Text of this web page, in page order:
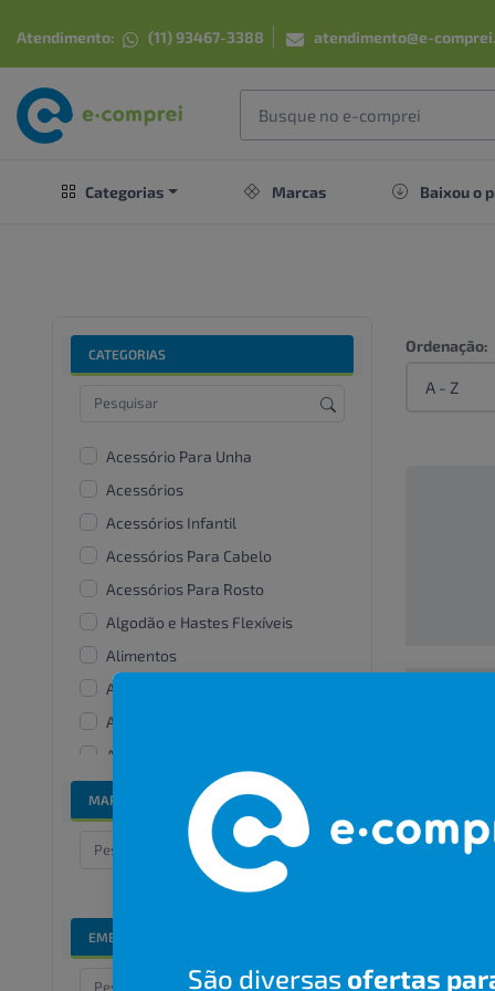
Atendimento: (11) 93467-3388 atendimento@e-
Categorias Marcas Baixou o
CATEGORIAS
Acessório Para Unha
Acessórios
Acessórios Infantil
Acessórios Para Cabelo
Acessórios Para Rosto
Algodão e Hastes Flexíveis
Alimentos
Alisantes
Amaciante De Roupas
Aparelhos e acessórios
bucais
Bandanas e lenços
Banho e cuidados especiais
Branqueadores dentais
MARCAS
EMBALAGENS
Ordenação:
São diversas ofertas